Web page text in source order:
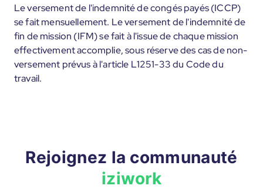
Le versement de l'indemnité de congés payés (ICCP)
se fait mensuellement. Le versement de l'indemnité de
fin de mission (IFM) se fait à l'issue de chaque mission
effectivement accomplie, sous réserve des cas de non-
versement prévus à l'article L1251-33 du Code du
travail.
Rejoignez la communauté
iziwork